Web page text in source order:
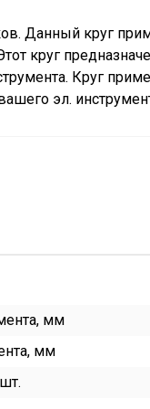
Данный круг
круг
Круг
эл.
мм
мм